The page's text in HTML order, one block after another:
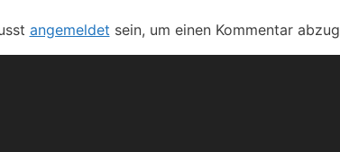
angemeldet sein, um einen Kommentar